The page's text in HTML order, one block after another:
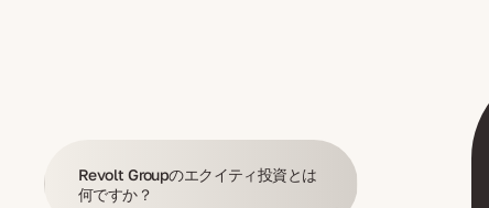
Revolt Groupのエクイティ投資とは
何ですか？